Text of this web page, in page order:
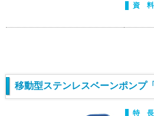
資 料
移動型ステンレスベーンポンプ
特 長